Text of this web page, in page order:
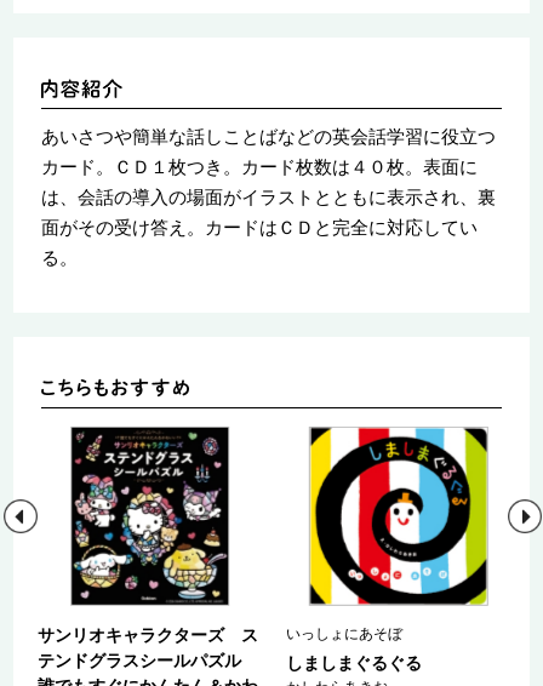
あいさつや簡単な話しことばなどの英会話学習に役立つ
カード。ＣＤ１枚つき。カード枚数は４０枚。表面に
は、会話の導入の場面がイラストとともに表示され、裏
面がその受け答え。カードはＣＤと完全に対応してい
る。
サンリオキャラクターズ ス
テンドグラスシールパズル
いっしょにあそぼ
しましまぐるぐる